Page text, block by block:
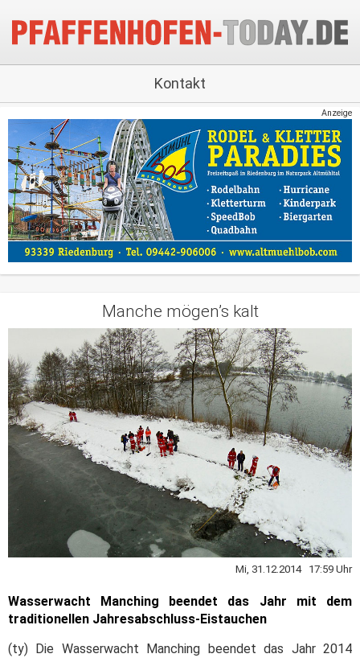
Kontakt
Anzeige
Manche mögen’s kalt
Mi, 31.12.2014 17:59 Uhr
Wasserwacht Manching beendet das Jahr mit dem
traditionellen Jahresabschluss-Eistauchen
(ty) Die Wasserwacht Manching beendet das Jahr 2014